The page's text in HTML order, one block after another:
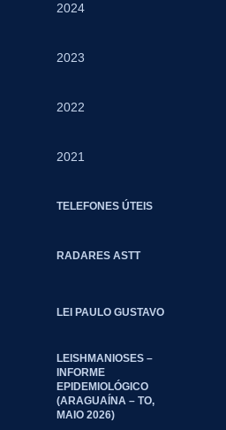
2024
2023
2022
2021
TELEFONES ÚTEIS
RADARES ASTT
LEI PAULO GUSTAVO
LEISHMANIOSES –
INFORME
EPIDEMIOLÓGICO
(ARAGUAÍNA – TO,
MAIO 2026)